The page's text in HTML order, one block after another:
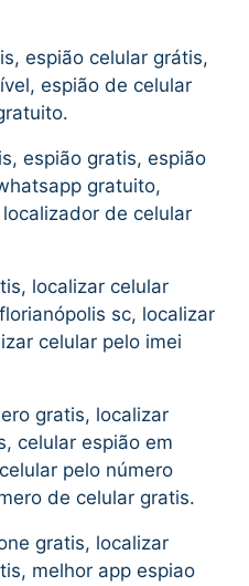
espião celular grátis,
espião de celular
espião gratis, espião
gratuito,
de celular
localizar celular
sc, localizar
celular pelo imei
gratis, localizar
celular espião em
pelo número
de celular gratis.
gratis, localizar
melhor app espiao